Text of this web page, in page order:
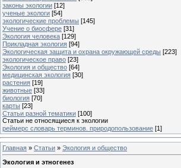
законы экологии [12]
ученые экологи [54]
экологические проблемы [145]
Учение о биосфере [31]
Экология человека [129]
Прикладная экология [94]
Экологическая защита и охрана окружающей среды [223]
экологическое право [23]
Экология и общество [64]
медицинская экология [30]
растения [19]
животные [33]
биология [70]
карты [23]
Статьи разной тематики [100]
Статьи не относящиеся к экологии
реймерс словарь терминов. природопользование [1]
Главная » Статьи » Экология и общество
Экология и этногенез